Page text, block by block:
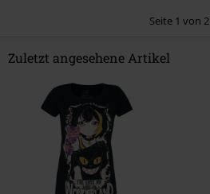
Kommentar jetzt abschicken!
Seite 1 von 2
Zuletzt angesehene Artikel